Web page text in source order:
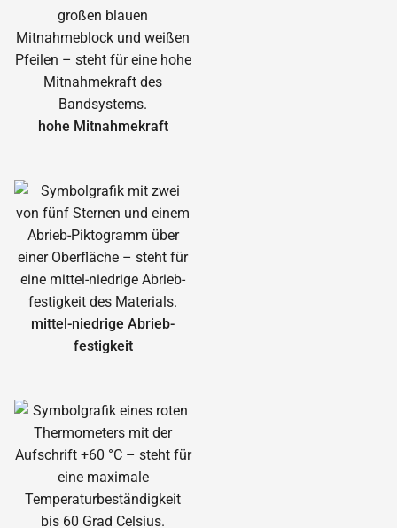
hohe Mitnahmekraft
mittel-niedrige Abrieb­
festigkeit